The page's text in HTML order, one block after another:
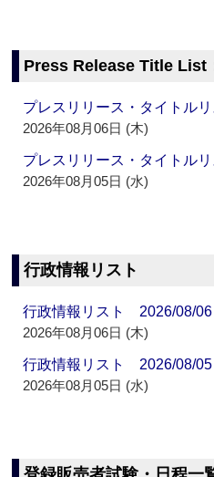
Press Release Title List
プレスリリース・タイトル
2026年08月06日 (木)
プレスリリース・タイトル
2026年08月05日 (水)
行政情報リスト
行政情報リスト 2026/08/06
2026年08月06日 (木)
行政情報リスト 2026/08/05
2026年08月05日 (水)